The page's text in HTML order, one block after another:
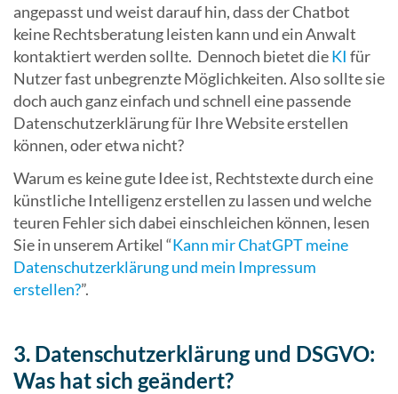
angepasst und weist darauf hin, dass der Chatbot
keine Rechtsberatung leisten kann und ein Anwalt
kontaktiert werden sollte. Dennoch bietet dieKI für
Nutzer fast unbegrenzte Möglichkeiten. Also sollte sie
doch auch ganz einfach und schnell eine passende
Datenschutzerklärung für Ihre Website erstellen
können, oder etwa nicht?
Warum es keine gute Idee ist, Rechtstexte durch eine
künstliche Intelligenz erstellen zu lassen und welche
teuren Fehler sich dabei einschleichen können, lesen
Sie in unserem Artikel “Kann mir ChatGPT meine
Datenschutzerklärung und mein Impressum
erstellen?”.
3. Datenschutzerklärung und DSGVO:
Was hat sich geändert?